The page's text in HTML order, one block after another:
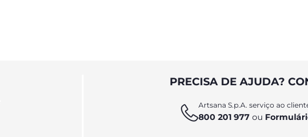
PRECISA DE AJUDA?
Artsana S.p.A. serviço ao
800 201 977ou